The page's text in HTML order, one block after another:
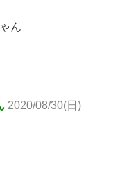
ん
2020/08/30(日)